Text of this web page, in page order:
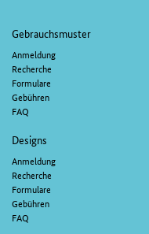
Gebrauchsmuster
Anmeldung
Recherche
Formulare
Gebühren
FAQ
Designs
Anmeldung
Recherche
Formulare
Gebühren
FAQ